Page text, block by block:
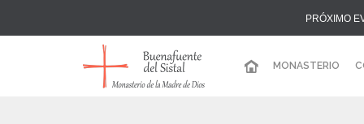
PRÓXIMO
MONASTERIO